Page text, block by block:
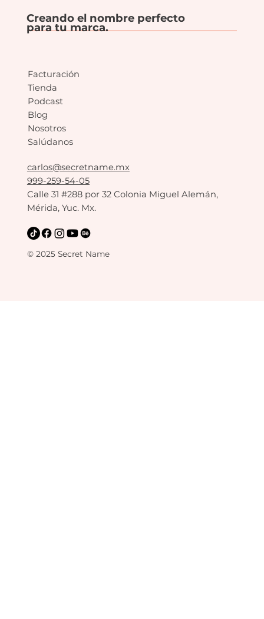
Creando el nombre perfecto
para tu marca.
carlos@secretname.mx
999-259-54-05
Calle 31 #288 por 32 Colonia Miguel Alemán,
Mérida, Yuc. Mx.
Facturación
Tienda
Podcast
Blog
Nosotros
Salúdanos
© 2025 Secret Name